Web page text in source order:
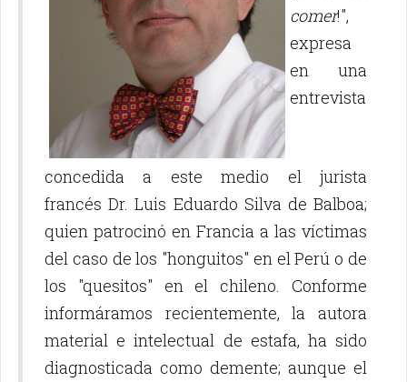
comer!",
expresa
en una
entrevista
concedida a este medio el jurista
francés Dr. Luis Eduardo Silva de Balboa;
quien patrocinó en Francia a las víctimas
del caso de los "honguitos" en el Perú o de
los "quesitos" en el chileno. Conforme
informáramos recientemente, la autora
material e intelectual de estafa, ha sido
diagnosticada como demente; aunque el